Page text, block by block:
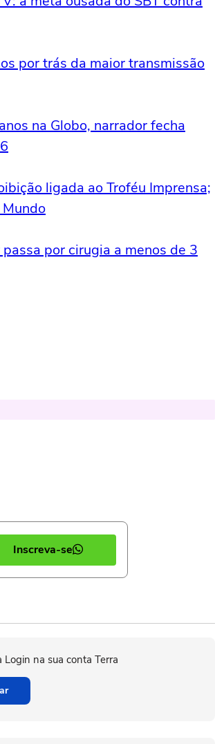
por trás da maior transmissão
na Globo, narrador fecha
ligada ao Troféu Imprensa;
por cirugia a menos de 3
Inscreva-se
na sua conta Terra